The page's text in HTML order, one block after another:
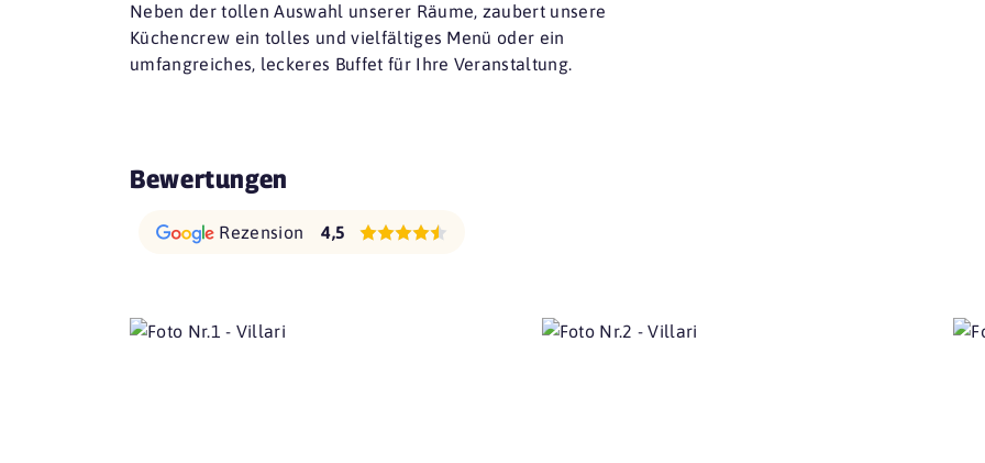
Neben der tollen Auswahl unserer Räume, zaubert unsere
Küchencrew ein tolles und vielfältiges Menü oder ein
umfangreiches, leckeres Buffet für Ihre Veranstaltung.
Bewertungen
Rezension 4,5